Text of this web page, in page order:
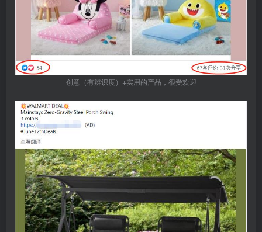
创意（有辨识度）+实用的产品，很受欢迎